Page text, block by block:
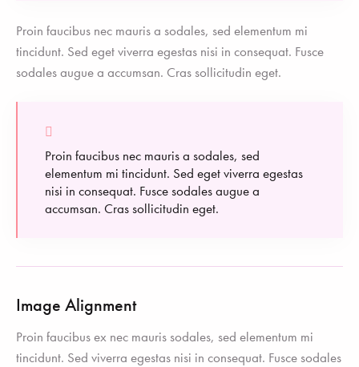
Proin faucibus nec mauris a sodales, sed elementum mi
tincidunt. Sed eget viverra egestas nisi in consequat. Fusce
sodales augue a accumsan. Cras sollicitudin eget.
Proin faucibus nec mauris a sodales, sed
elementum mi tincidunt. Sed eget viverra egestas
nisi in consequat. Fusce sodales augue a
accumsan. Cras sollicitudin eget.
Image Alignment
Proin faucibus ex nec mauris sodales, sed elementum mi
tincidunt. Sed viverra egestas nisi in consequat. Fusce sodales